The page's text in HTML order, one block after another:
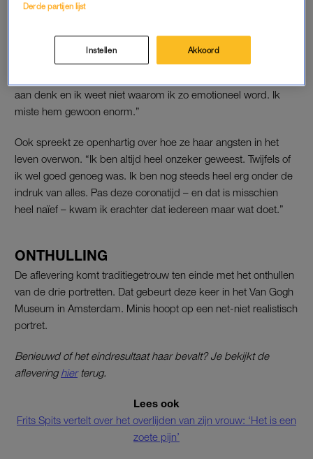
Tijdens het modelzitten is er tijd en ruimte voor een diepgaand
kunstenaars vertelt ze over de band met haar familie. Als Akyol
vraagt hoe het voor haar was toen haar broer uit huis ging om
aan denk en ik weet niet waarom ik zo emotioneel word. Ik
miste hem gewoon enorm.”
Ook spreekt ze openhartig over hoe ze haar angsten in het
leven overwon. “Ik ben altijd heel onzeker geweest. Twijfels of
ik wel goed genoeg was. Ik ben nog steeds heel erg onder de
indruk van alles. Pas deze coronatijd – en dat is misschien
heel naïef – kwam ik erachter dat iedereen maar wat doet.”
ONTHULLING
De aflevering komt traditiegetrouw ten einde met het onthullen
van de drie portretten. Dat gebeurt deze keer in het Van Gogh
Museum in Amsterdam. Minis hoopt op een net-niet realistisch
portret.
Benieuwd of het eindresultaat haar bevalt? Je bekijkt de
afleveringhierterug.
Lees ook
Frits Spits vertelt over het overlijden van zijn vrouw: ‘Het is een
zoete pijn’
Derde partijen lijst
Instellen Akkoord